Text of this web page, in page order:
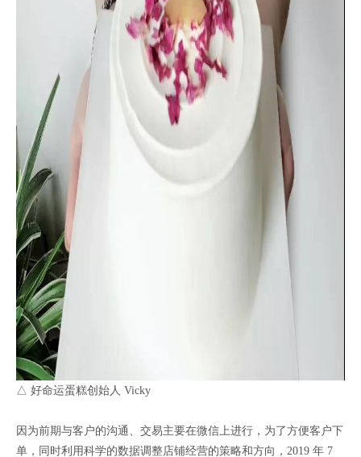
△ 好命运蛋糕创始人 Vicky
因为前期与客户的沟通、交易主要在微信上进行，为了方便客户下
单，同时利用科学的数据调整店铺经营的策略和方向，2019 年 7